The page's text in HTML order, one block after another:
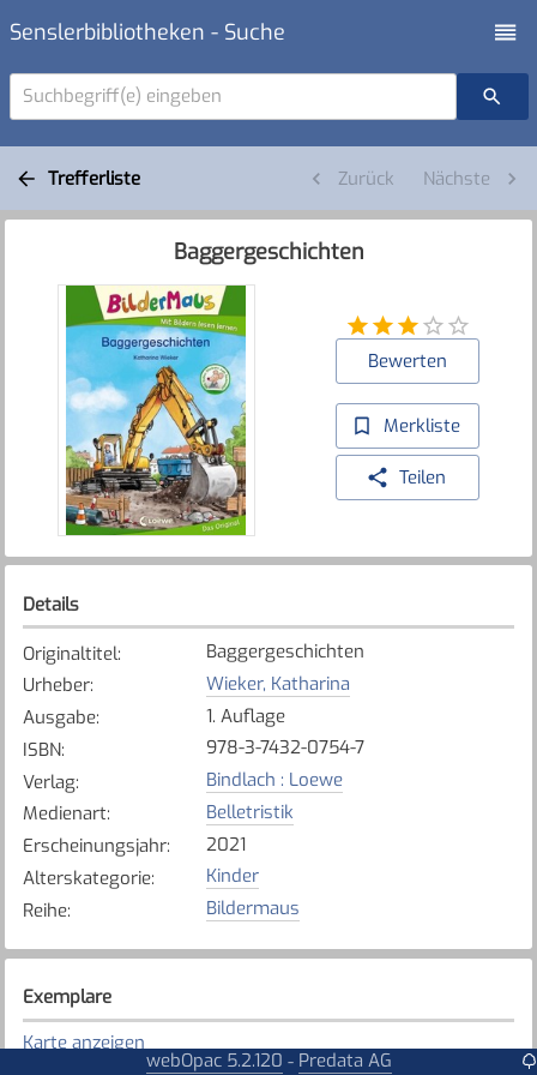
Senslerbibliotheken - Suche
Suchbegriff(e) eingeben
Trefferliste Zurück Nächste
Baggergeschichten
Bewerten
Merkliste
Teilen
Details
Originaltitel:
Baggergeschichten
Urheber:
Wieker, Katharina
Ausgabe:
1. Auflage
ISBN:
978-3-7432-0754-7
Verlag:
Bindlach : Loewe
Medienart:
Belletristik
Erscheinungsjahr:
2021
Alterskategorie:
Kinder
Reihe: Bildermaus
Exemplare
Karte anzeigen
webOpac 5.2.120 - Predata AG